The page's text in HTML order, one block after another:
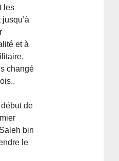
les
et à
changé
de
bin
le